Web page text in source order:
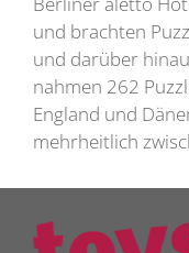
und brachten
und darüber
nahmen 262
England und
mehrheitlich